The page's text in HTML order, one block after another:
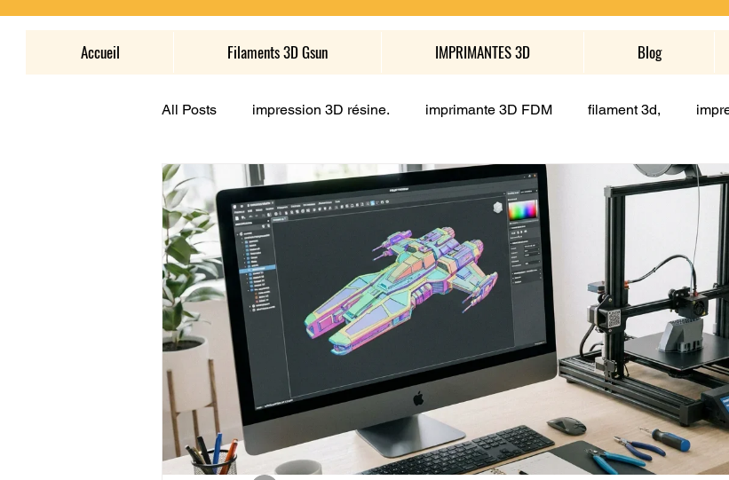
Accueil Filaments 3D Gsun IMPRIMANTES 3D Blog
All Posts impression 3D résine. imprimante 3D FDM filament 3d,
CONCESSION LV3D JEU LV3D Formation filament PLA
SCANNER 3D Formation à l'impression 3D CPF impression 3D à la
SEO filament 3D Refaire une piece en 3D Filament PETG
Entretien imprimante 3D postraitement SNAPMAKER CRÉALITY
Bambu Lab X2D fusion 360 fusion 360 Formation CREALITY PRINT